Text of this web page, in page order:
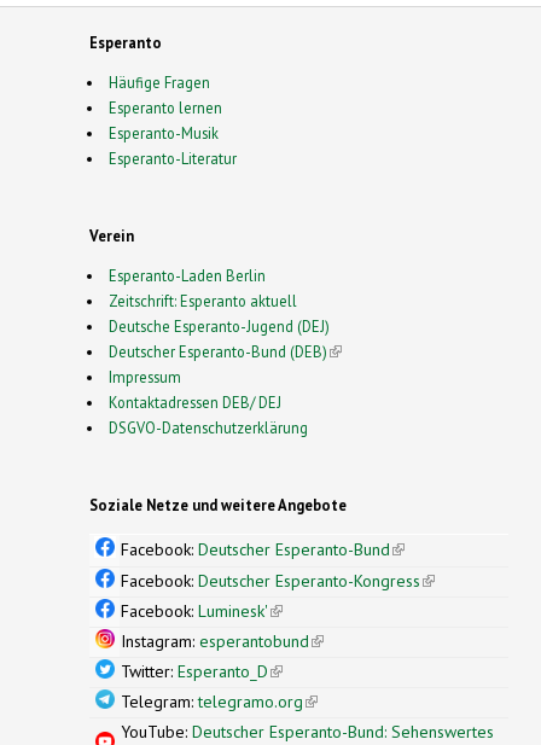
Esperanto
Häufige Fragen
Esperanto lernen
Esperanto-Musik
Esperanto-Literatur
Verein
Esperanto-Laden Berlin
Zeitschrift: Esperanto aktuell
Deutsche Esperanto-Jugend (DEJ)
Deutscher Esperanto-Bund (DEB)(link is external)
Impressum
Kontaktadressen DEB/ DEJ
DSGVO-Datenschutzerklärung
Soziale Netze und weitere Angebote
Facebook: Deutscher Esperanto-Bund(link is
external)
Facebook: Deutscher Esperanto-Kongress(link is
Facebook: Luminesk'(link is external)
Instagram: esperantobund(link is external)
Twitter: Esperanto_D(link is external)
Telegram:telegramo.org(link is external)
YouTube: Deutscher Esperanto-Bund: Sehenswertes